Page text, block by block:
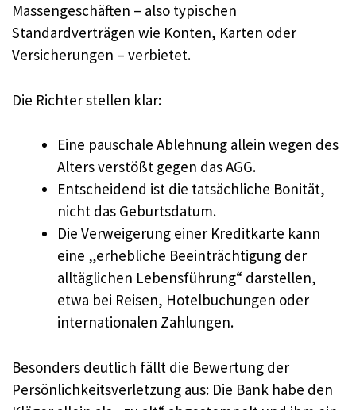
Massengeschäften – also typischen
Standardverträgen wie Konten, Karten oder
Versicherungen – verbietet.
Die Richter stellen klar:
Eine pauschale Ablehnung allein wegen des
Alters verstößt gegen das AGG.
Entscheidend ist die tatsächliche Bonität,
nicht das Geburtsdatum.
Die Verweigerung einer Kreditkarte kann
eine „erhebliche Beeinträchtigung der
alltäglichen Lebensführung“ darstellen,
etwa bei Reisen, Hotelbuchungen oder
internationalen Zahlungen.
Besonders deutlich fällt die Bewertung der
Persönlichkeitsverletzung aus: Die Bank habe den